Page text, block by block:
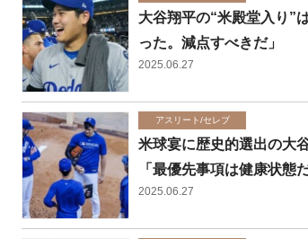
大谷翔平の“米殿堂入り”
った。減点すべきだ」
2025.06.27
アスリート/セレブ
米球宴に歴史的選出の大
「最優先事項は健康状態だ
2025.06.27